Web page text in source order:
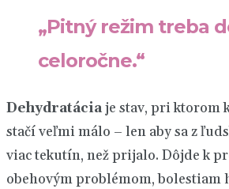
„Pitný režim treba
celoročne.“
Dehydratáciaje stav, pri ktorom
stačí veľmi málo – len aby sa z
viac tekutín, než prijalo. Dôjde k
obehovým problémom, bolestiam